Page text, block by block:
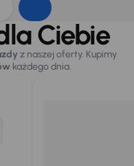
Ciebie
z naszej oferty. Kupimy
każdego dnia.